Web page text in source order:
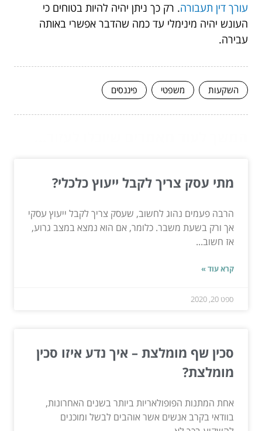
עורך דין תעבורה. רק כך ניתן יהיה להיות בטוחים כי
העונש יהיה מינימלי עד כמה שהדבר אפשרי באותה
עבירה.
השקעות משפטי פיננסים
מתי עסק צריך לקבל ייעוץ כלכלי?
הרבה פעמים נהוג לחשוב, שעסק צריך לקבל ייעוץ עסקי
אך ורק בשעת משבר. כלומר, אם הוא נמצא במצב גרוע,
אז חשוב...
קרא עוד »
ספט 20, 2020
סכין שף מומלצת – איך נדע איזו סכין
מומלצת?
אחת המתנות הפופולאריות ביותר בשנים האחרונות,
בוודאי בקרב אנשים אשר אוהבים לבשל ומוכנים